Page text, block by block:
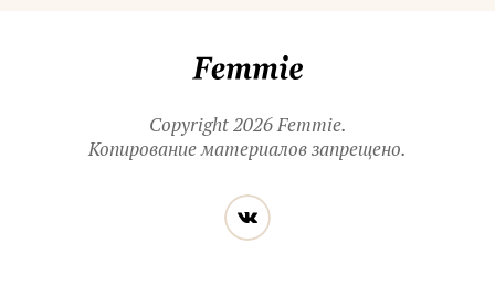
Copyright 2026 Femmie.
Копирование материалов запрещено.
Читайте
нас
в социальных